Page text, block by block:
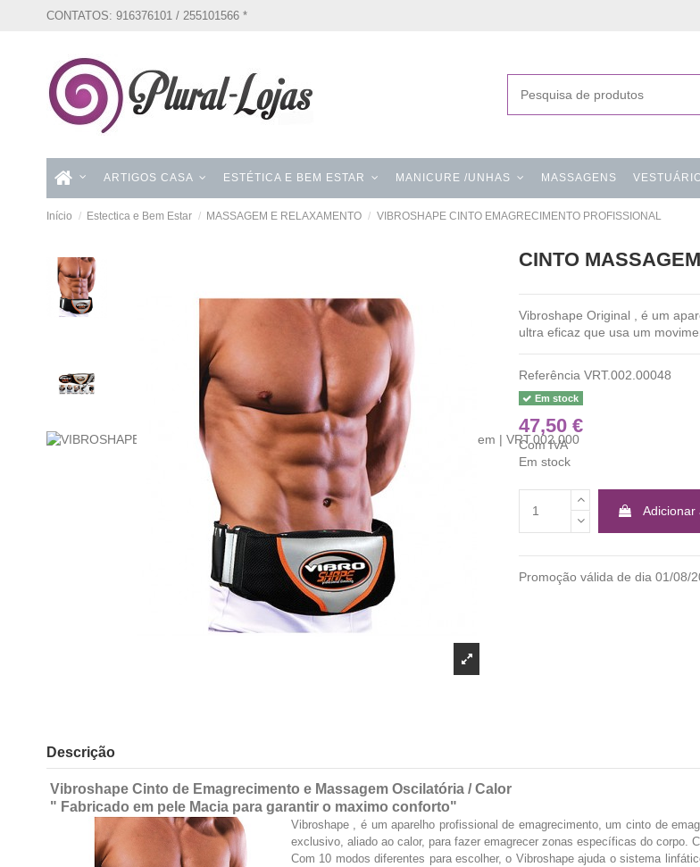
CONTATOS: 916376101 / 255101566 *
ARTIGOS CASA ESTÉTICA E BEM ESTAR MANICURE /UNHAS MASSAGENS
Início Estectica e Bem Estar MASSAGEM E RELAXAMENTO VIBROSHAPE CINTO EMAGRECIMENTO PROFISSIONAL
CINTO MASSAGEM
Vibroshape Original , é um
ultra eficaz que usa um
Referência VRT.002.00048
Em stock
47,50 €
Com IVA
Em stock
Adicionar
Promoção válida de dia 01/08/
Descrição
Vibroshape Cinto de Emagrecimento e Massagem Oscilatória / Calor
" Fabricado em pele Macia para garantir o maximo conforto"
Vibroshape , é um aparelho profissional de emagrecimento, um cinto de
exclusivo, aliado ao calor, para fazer emagrecer zonas específicas do corpo.
Com 10 modos diferentes para escolher, o Vibroshape ajuda o sistema